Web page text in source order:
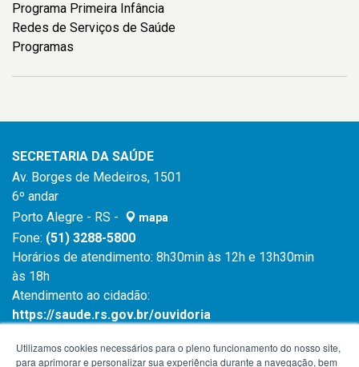
Programa Primeira Infância
Redes de Serviços de Saúde
Programas
SECRETARIA DA SAÚDE
Av. Borges de Medeiros, 1501
6º andar
Porto Alegre - RS -
mapa
Fone: (51) 3288-5800
Horários de atendimento: 8h30min às 12h e 13h30min
às 18h
Atendimento ao cidadão:
https://saude.rs.gov.br/ouvidoria
Utilizamos cookies necessários para o pleno funcionamento do nosso site,
para aprimorar e personalizar sua experiência durante a navegação, bem